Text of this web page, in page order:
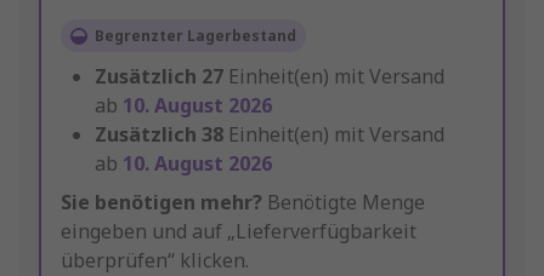
Begrenzter Lagerbestand
Zusätzlich 27 Einheit(en) mit Versand
ab 10. August 2026
Zusätzlich 38 Einheit(en) mit Versand
ab 10. August 2026
Sie benötigen mehr? Benötigte Menge
eingeben und auf „Lieferverfügbarkeit
überprüfen“ klicken.